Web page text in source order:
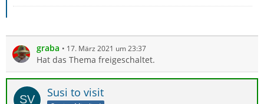
graba 17. März 2021 um 23:37
Hat das Thema freigeschaltet.
Susi to visit